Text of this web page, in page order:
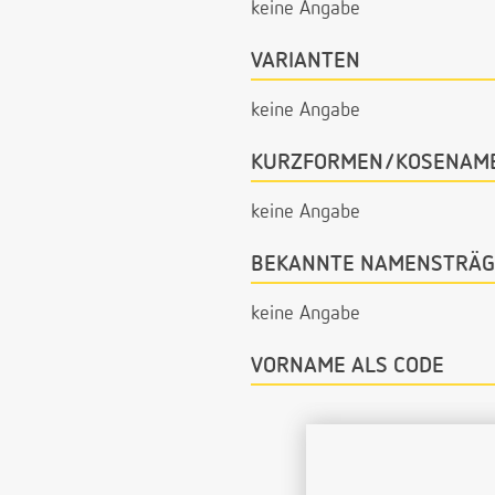
keine Angabe
VARIANTEN
keine Angabe
KURZFORMEN/
keine Angabe
BEKANNTE
keine Angabe
VORNAME ALS CODE